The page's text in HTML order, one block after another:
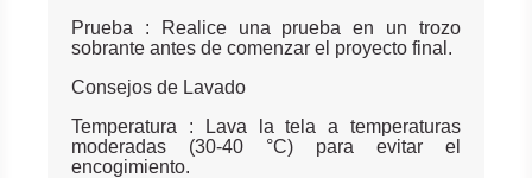
Prueba : Realice una prueba en un trozo
sobrante antes de comenzar el proyecto final.
Consejos de Lavado
Temperatura : Lava la tela a temperaturas
moderadas (30-40 °C) para evitar el
encogimiento.